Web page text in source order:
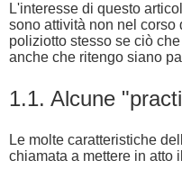
L'interesse di questo
sono attività non nel
poliziotto stesso se ciò
anche che ritengo siano
1.1. Alcune
Le molte caratteristiche
chiamata a mettere in atto